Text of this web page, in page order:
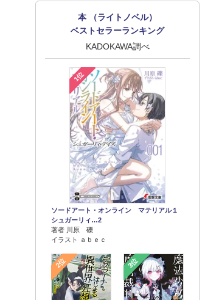
本 （ライトノベル）
ベストセラーランキング
KADOKAWA調べ
1位
ソードアート・オンライン マテリアル１
シュガーリィ…2
著者 川原 礫
イラスト ａｂｅｃ
2位 3位